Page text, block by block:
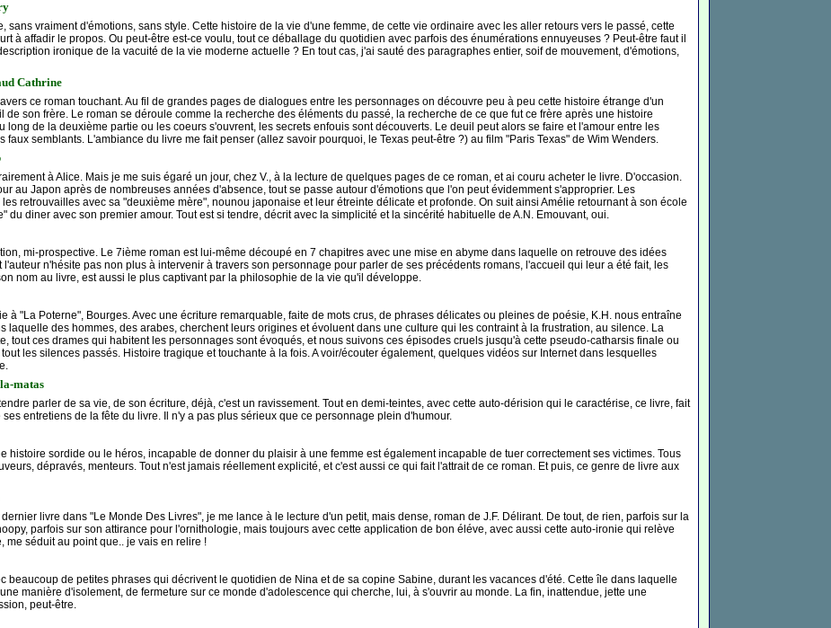
sans vraiment d'émotions, sans style. Cette histoire de la vie d'une femme, de cette vie ordinaire avec les aller retours vers le passé, cette
à affadir le propos. Ou peut-être est-ce voulu, tout ce déballage du quotidien avec parfois des énumérations ennuyeuses ? Peut-être faut il
ironique de la vacuité de la vie moderne actuelle ? En tout cas, j'ai sauté des paragraphes entier, soif de mouvement, d'émotions,
Cathrine
ce roman touchant. Au fil de grandes pages de dialogues entre les personnages on découvre peu à peu cette histoire étrange d'un
son frère. Le roman se déroule comme la recherche des éléments du passé, la recherche de ce que fut ce frère après une histoire
long de la deuxième partie ou les coeurs s'ouvrent, les secrets enfouis sont découverts. Le deuil peut alors se faire et l'amour entre les
semblants. L'ambiance du livre me fait penser (allez savoir pourquoi, le Texas peut-être ?) au film "Paris Texas" de Wim Wenders.
à Alice. Mais je me suis égaré un jour, chez V., à la lecture de quelques pages de ce roman, et ai couru acheter le livre. D'occasion.
au Japon après de nombreuses années d'absence, tout se passe autour d'émotions que l'on peut évidemment s'approprier. Les
retrouvailles avec sa "deuxième mère", nounou japonaise et leur étreinte délicate et profonde. On suit ainsi Amélie retournant à son école
du diner avec son premier amour. Tout est si tendre, décrit avec la simplicité et la sincérité habituelle de A.N. Emouvant, oui.
mi-prospective. Le 7ième roman est lui-même découpé en 7 chapitres avec une mise en abyme dans laquelle on retrouve des idées
n'hésite pas non plus à intervenir à travers son personnage pour parler de ses précédents romans, l'accueil qui leur a été fait, les
nom au livre, est aussi le plus captivant par la philosophie de la vie qu'il développe.
à "La Poterne", Bourges. Avec une écriture remarquable, faite de mots crus, de phrases délicates ou pleines de poésie, K.H. nous entraîne
laquelle des hommes, des arabes, cherchent leurs origines et évoluent dans une culture qui les contraint à la frustration, au silence. La
tout ces drames qui habitent les personnages sont évoqués, et nous suivons ces épisodes cruels jusqu'à cette pseudo-catharsis finale ou
les silences passés. Histoire tragique et touchante à la fois. A voir/écouter également, quelques vidéos sur Internet dans lesquelles
matas
parler de sa vie, de son écriture, déjà, c'est un ravissement. Tout en demi-teintes, avec cette auto-dérision qui le caractérise, ce livre, fait
entretiens de la fête du livre. Il n'y a pas plus sérieux que ce personnage plein d'humour.
histoire sordide ou le héros, incapable de donner du plaisir à une femme est également incapable de tuer correctement ses victimes. Tous
dépravés, menteurs. Tout n'est jamais réellement explicité, et c'est aussi ce qui fait l'attrait de ce roman. Et puis, ce genre de livre aux
livre dans "Le Monde Des Livres", je me lance à le lecture d'un petit, mais dense, roman de J.F. Délirant. De tout, de rien, parfois sur la
parfois sur son attirance pour l'ornithologie, mais toujours avec cette application de bon éléve, avec aussi cette auto-ironie qui relève
me séduit au point que.. je vais en relire !
beaucoup de petites phrases qui décrivent le quotidien de Nina et de sa copine Sabine, durant les vacances d'été. Cette île dans laquelle
manière d'isolement, de fermeture sur ce monde d'adolescence qui cherche, lui, à s'ouvrir au monde. La fin, inattendue, jette une
peut-être.